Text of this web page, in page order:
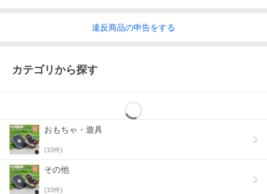
違反商品の申告をする
カテゴリから探す
おもちゃ・遊具
(10件)
その他
(10件)